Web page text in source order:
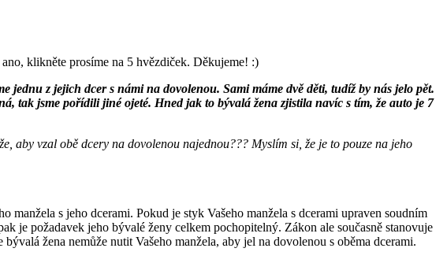
klikněte prosíme na 5 hvězdiček. Děkujeme! :)
jednu z jejich dcer s námi na dovolenou. Sami máme dvě děti, tudíž by nás jelo pět.
tak jsme pořídili jiné ojeté. Hned jak to bývalá žena zjistila navíc s tím, že auto je 7
aby vzal obě dcery na dovolenou najednou??? Myslím si, že je to pouze na jeho
manžela s jeho dcerami. Pokud je styk Vašeho manžela s dcerami upraven soudním
je požadavek jeho bývalé ženy celkem pochopitelný. Zákon ale současně stanovuje
žena nemůže nutit Vašeho manžela, aby jel na dovolenou s oběma dcerami.